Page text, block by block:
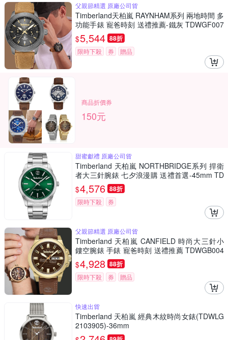
父親節精選 原廠公司貨
Timberland天柏嵐 RAYNHAM系列 兩地時間 多
功能手錶 寵爸時刻 送禮推薦-鐵灰 TDWGF007
5102
$5,544 88折
限時下殺 券 贈品
商品折價券
150元
甜蜜獻禮 原廠公司貨
Timberland 天柏嵐 NORTHBRIDGE系列 捍衛
者大三針腕錶 七夕浪漫購 送禮首選-45mm TD
WGG0010806
$4,576 88折
限時下殺 券
父親節精選 原廠公司貨
Timberland 天柏嵐 CANFIELD 時尚大三針小
鏤空腕錶 手錶 寵爸時刻 送禮推薦 TDWGB004
0803
$4,928 88折
限時下殺 券 贈品
快速出貨
Timberland 天柏嵐 經典木紋時尚女錶(TDWLG
2103905)-36mm